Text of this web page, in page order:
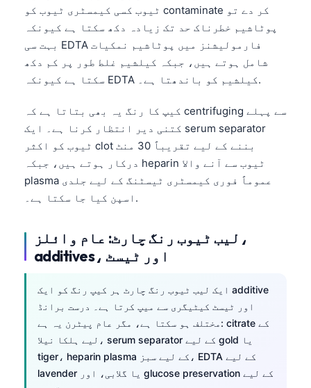
ٹیوب کسی کیمسٹری ٹیوب کو contaminate کر دے تو
پوٹاشیم خطرناک حد تک زیادہ دکھ سکتا ہے کیونکہ
بہت سی EDTA فارمولیشنز میں پوٹاشیم نمکیات
شامل ہوتے ہیں، جبکہ کیلشیم غلط طور پر کم دکھ
سکتا ہے کیونکہ EDTA کیلشیم کو باندھتا ہے۔.
کیپ کا رنگ یہ بھی بتاتا ہے کہ centrifuging سے پہلے
کتنی دیر انتظار کرنا ہے۔ ایک serum separator
ٹیوب کو اکثر clot بننے کے لیے تقریباً 30 منٹ
درکار ہوتے ہیں، جبکہ heparin ٹیوب سے آنے والا
plasma عموماً فوری کیمسٹری ٹیسٹنگ کے لیے جلدی
اسپن کیا جا سکتا ہے۔.
لیب ٹیوب رنگ چارٹ: عام وائلز،
additives، اور ٹیسٹ
ایک لیب ٹیوب رنگ چارٹ ہر کیپ رنگ کو ایک additive
اور ٹیسٹ کیٹیگری سے میپ کرتا ہے۔ درست برانڈ
مختلف ہو سکتا ہے، مگر عام پیٹرن یہ ہے: citrate کے
لیے ہلکا نیلا، serum separator کے لیے gold یا
tiger، heparin plasma کے لیے سبز، EDTA کے لیے
lavender یا گلابی، اور glucose preservation کے لیے